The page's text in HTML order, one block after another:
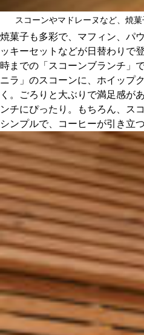
スコーンやマドレーヌなど、焼
焼菓子も多彩で、マフィン、パ
ッキーセットなどが日替わりで
時までの「スコーンブランチ」
ニラ」のスコーンに、ホイップ
く。ごろりと大ぶりで満足感が
ンチにぴったり。もちろん、ス
シンプルで、コーヒーが引き立